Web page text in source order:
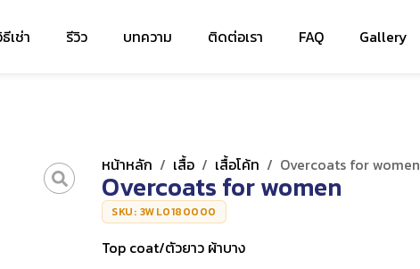
เช่า รีวิว บทความ ติดต่อเรา FAQ Gallery
หน้าหลัก / เสื้อ / เสื้อโค้ท / Overcoats for women
Overcoats for women
SKU: 3WL0180000
Top coat/ตัวยาว ผ้าบาง